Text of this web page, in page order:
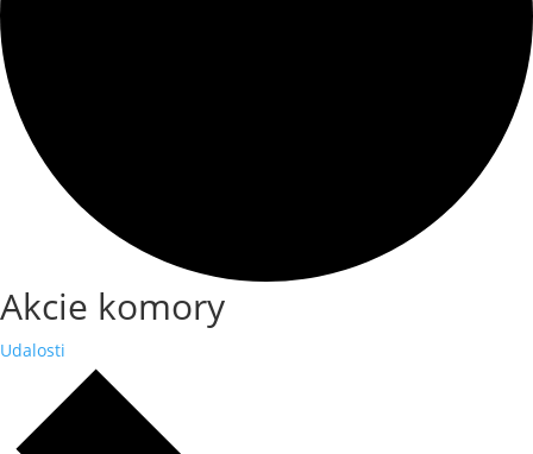
Akcie komory
Udalosti